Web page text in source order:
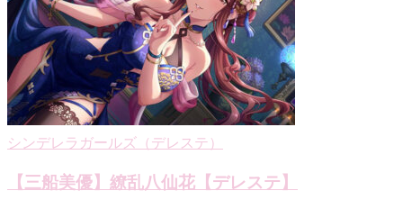
シンデレラガールズ（デレステ）
【三船美優】繚乱八仙花【デレステ】